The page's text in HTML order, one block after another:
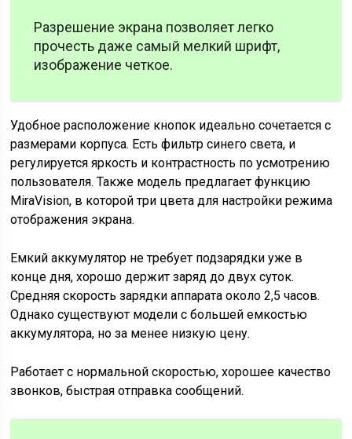
Разрешение экрана позволяет легко
прочесть даже самый мелкий шрифт,
изображение четкое.
Удобное расположение кнопок идеально сочетается с
размерами корпуса. Есть фильтр синего света, и
регулируется яркость и контрастность по усмотрению
пользователя. Также модель предлагает функцию
MiraVision, в которой три цвета для настройки режима
отображения экрана.
Емкий аккумулятор не требует подзарядки уже в
конце дня, хорошо держит заряд до двух суток.
Средняя скорость зарядки аппарата около 2,5 часов.
Однако существуют модели с большей емкостью
аккумулятора, но за менее низкую цену.
Работает с нормальной скоростью, хорошее качество
звонков, быстрая отправка сообщений.